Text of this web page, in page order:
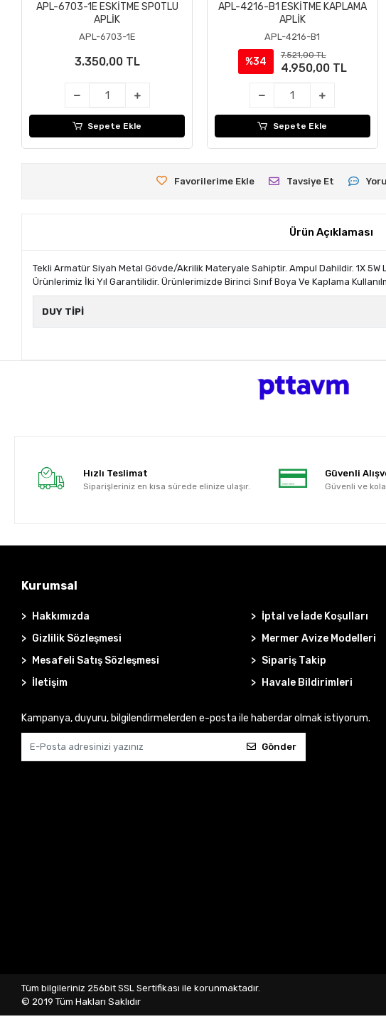
Sepete Ekle
APL-6703-1E ESKİTME SPOTLU
APLİK
APL-6703-1E
3.350,00 TL
Sepete Ekle
Sepete Ekle
APL-4216-B1 ESKİTME KAPLAMA
APLİK
APL-4216-B1
%34
7.521,00 TL
4.950,00 TL
Sepete Ekle
Favorilerime Ekle Tavsiye Et
Ürün Açıklaması
Tekli Armatür Siyah Metal Gövde/Akrilik Materyale Sahiptir. Ampul Dahildir. 1X
Ürünlerimiz İki Yıl Garantilidir. Ürünlerimizde Birinci Sınıf Boya Ve Kaplama
DUY TİPİ
Hızlı Teslimat
Siparişleriniz en kısa sürede elinize ulaşır.
Güvenli
Güvenli ve
Kurumsal
Hakkımızda
Gizlilik Sözleşmesi
Mesafeli Satış Sözleşmesi
İletişim
İptal ve İade Koşulları
Mermer Avize Modelleri
Sipariş Takip
Havale Bildirimleri
Kampanya, duyuru, bilgilendirmelerden e-posta ile haberdar olmak istiyorum.
Gönder
Tüm bilgileriniz 256bit SSL Sertifikası ile korunmaktadır.
© 2019Tüm Hakları Saklıdır